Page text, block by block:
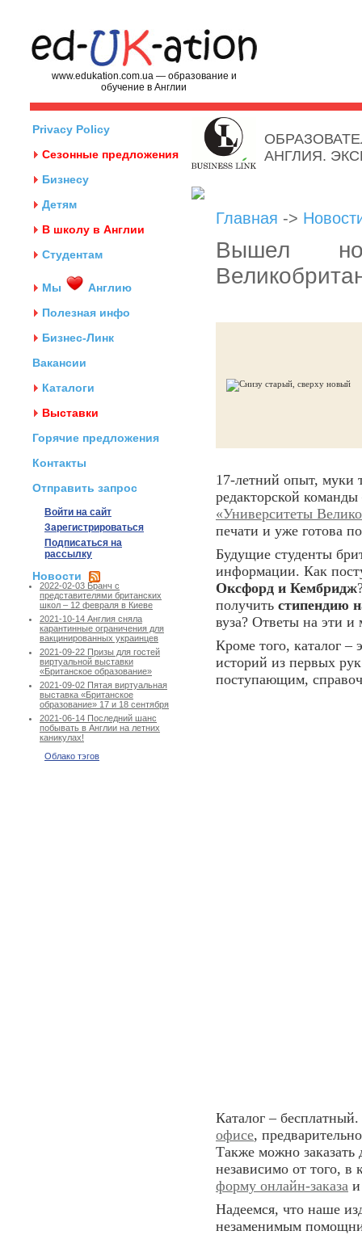
www.edukation.com.ua — образование и
обучение в Англии
Privacy Policy
Сезонные предложения
Бизнесу
Детям
В школу в Англии
Студентам
Мы
Англию
Полезная инфо
Бизнес-Линк
Вакансии
Каталоги
Выставки
Горячие предложения
Контакты
Отправить запрос
Войти на сайт
Зарегистрироваться
Подписаться на
рассылку
Новости
2022-02-03 Бранч с
представителями британских
школ – 12 февраля в Киеве
2021-10-14 Англия сняла
карантинные ограничения для
вакцинированных украинцев
2021-09-22 Призы для гостей
виртуальной выставки
«Британское образование»
2021-09-02 Пятая виртуальная
выставка «Британское
образование» 17 и 18 сентября
2021-06-14 Последний шанс
побывать в Англии на летних
каникулах!
Облако тэгов
АНГЛИЯ.
Главная ->
Вышел
17-летний опыт, муки
редакторской команды
«Университеты
печати и уже готова
Будущие студенты
информации. Как
Оксфорд и Кембридж
получить стипендию
вуза? Ответы на эти
Кроме того, каталог –
историй из первых
поступающим,
Каталог –
офисе,
Также можно заказать
независимо от того, в
форму онлайн-заказа и
Надеемся, что наше
незаменимым